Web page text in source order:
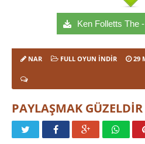
Ken Folletts The
NAR FULL OYUN İNDIR 29
PAYLAŞMAK GÜZELDIR